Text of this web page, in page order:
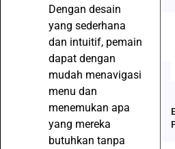
Dengan desain
yang sederhana
dan intuitif, pemain
dapat dengan
mudah menavigasi
menu dan
menemukan apa
yang mereka
butuhkan tanpa